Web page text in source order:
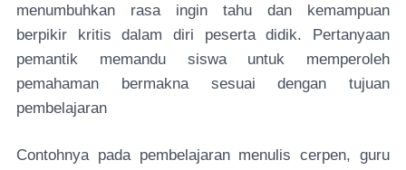
menumbuhkan rasa ingin tahu dan kemampuan
berpikir kritis dalam diri peserta didik. Pertanyaan
pemantik memandu siswa untuk memperoleh
pemahaman bermakna sesuai dengan tujuan
pembelajaran
Contohnya pada pembelajaran menulis cerpen, guru